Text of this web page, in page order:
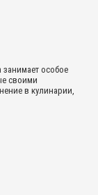
особое
своими
в кулинарии,